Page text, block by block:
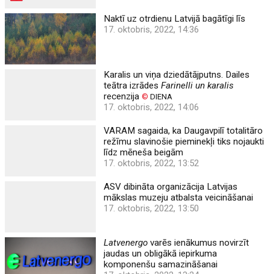
Naktī uz otrdienu Latvijā bagātīgi līs
17. oktobris, 2022, 14:36
Karalis un viņa dziedātājputns. Dailes
teātra izrādesFarinelli un karalis
recenzija© DIENA
17. oktobris, 2022, 14:06
VARAM sagaida, ka Daugavpilī totalitāro
režīmu slavinošie pieminekļi tiks nojaukti
līdz mēneša beigām
17. oktobris, 2022, 13:52
ASV dibināta organizācija Latvijas
mākslas muzeju atbalsta veicināšanai
17. oktobris, 2022, 13:50
Latvenergo varēs ienākumus novirzīt
jaudas un obligākā iepirkuma
komponenšu samazināšanai